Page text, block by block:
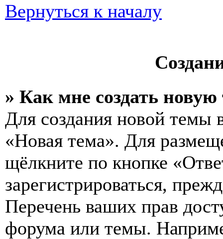
Вернуться к началу
» Как мне создать
Для создания новой темы
«Новая тема». Для
щёлкните по кнопке
зарегистрироваться,
Перечень ваших прав
форума или темы.